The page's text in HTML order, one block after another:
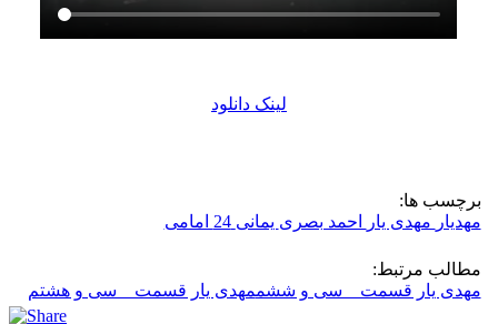
لینک دانلود
برچسب ها:
مهدیار مهدی یار احمد بصری یمانی 24 امامی
مطالب مرتبط:
مهدی یار قسمت _ سی و ششممهدی یار قسمت _ سی و هشتم